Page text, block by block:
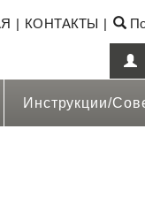
Инструкции/
КОНТАКТЫ